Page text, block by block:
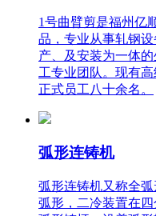
1号曲臂剪是福州亿
品，专业从事轧钢
产、及安装为一体
工专业团队。现有
正式员工八十余名。
弧形连铸机
弧形连铸机又称全
弧形，二冷装置在